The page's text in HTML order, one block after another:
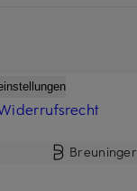
Breuninger